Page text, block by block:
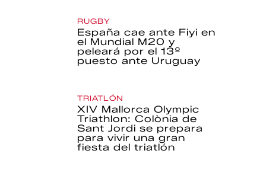
RUGBY
España cae ante Fiyi en
el Mundial M20 y
peleará por el 13º
puesto ante Uruguay
TRIATLÓN
XIV Mallorca Olympic
Triathlon: Colònia de
Sant Jordi se prepara
para vivir una gran
fiesta del triatlón